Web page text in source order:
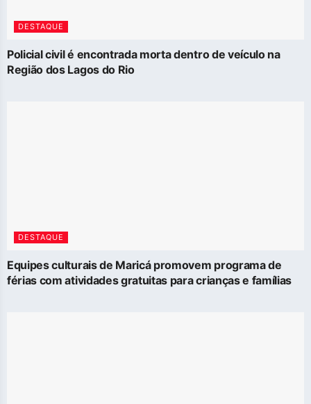
DESTAQUE
Policial civil é encontrada morta dentro de veículo na
Região dos Lagos do Rio
DESTAQUE
Equipes culturais de Maricá promovem programa de
férias com atividades gratuitas para crianças e famílias